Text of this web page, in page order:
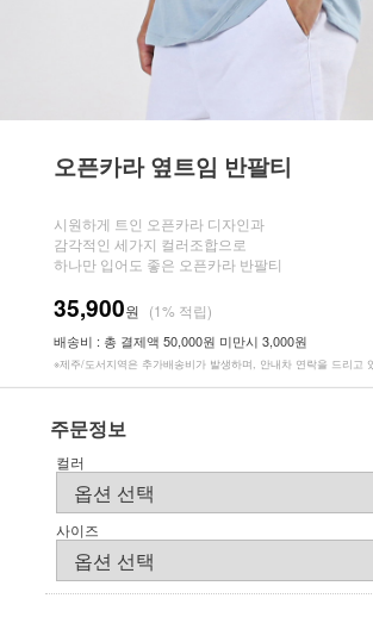
오픈카라 옆트임 반팔티
시원하게 트인 오픈카라 디자인과
감각적인 세가지 컬러조합으로
하나만 입어도 좋은 오픈카라 반팔티
35,900원 (1% 적립)
배송비 : 총 결제액 50,000원 미만시 3,000원
※제주/도서지역은 추가배송비가 발생하며, 안내차 연락을 드리고
주문정보
컬러
사이즈